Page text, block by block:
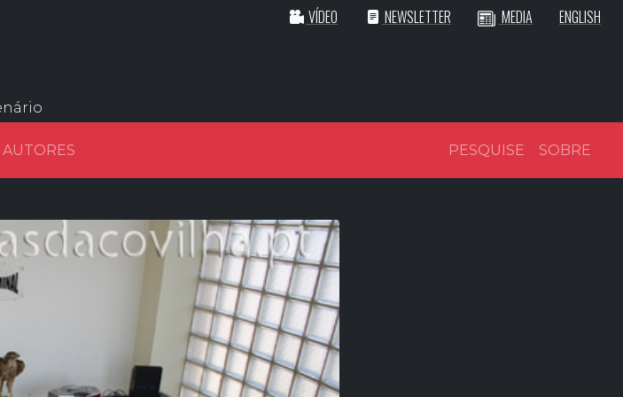
VÍDEO NEWSLETTER MEDIA ENGLISH
AUTORES PESQUISE SOBRE